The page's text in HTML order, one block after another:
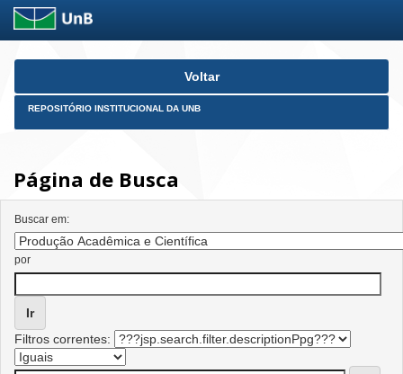
Skip
Voltar
REPOSITÓRIO INSTITUCIONAL DA UNB
Página de Busca
Buscar em:
por
Filtros correntes: